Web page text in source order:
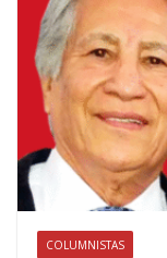
COLUMNISTAS